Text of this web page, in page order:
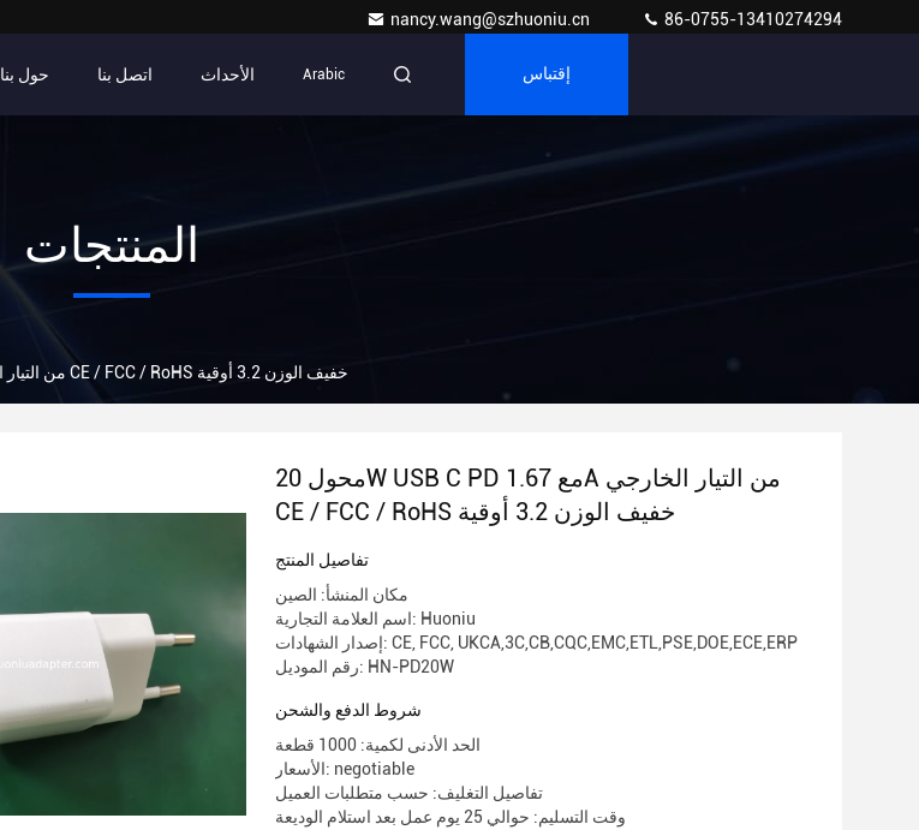
nancy.wang@szhuoniu.cn 86-0755-13410274294
حول بنا اتصل بنا الأحداث Arabic إقتباس
المنتجات
محول 20W USB C PD مع 1.67A من التيار الخارجي CE / FCC / RoHS خفيف الوزن 3.2 أوقية
محول 20W USB C PD مع 1.67A من التيار الخارجي
CE / FCC / RoHS خفيف الوزن 3.2 أوقية
تفاصيل المنتج
مكان المنشأ: الصين
اسم العلامة التجارية: Huoniu
إصدار الشهادات: CE, FCC, UKCA,3C,CB,CQC,EMC,ETL,PSE,DOE,ECE,ERP
رقم الموديل: HN-PD20W
شروط الدفع والشحن
الحد الأدنى لكمية: 1000 قطعة
الأسعار: negotiable
تفاصيل التغليف: حسب متطلبات العميل
وقت التسليم: حوالي 25 يوم عمل بعد استلام الوديعة